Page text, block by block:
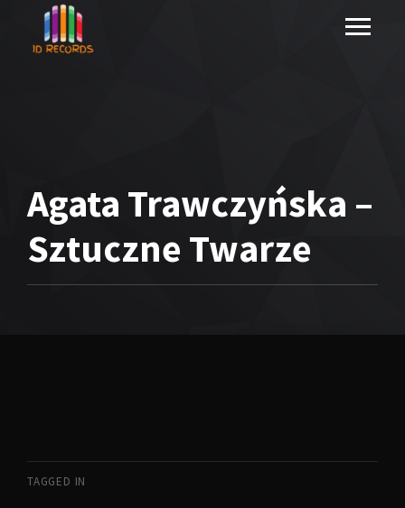
Agata Trawczyńska –
Sztuczne Twarze
TAGGED IN